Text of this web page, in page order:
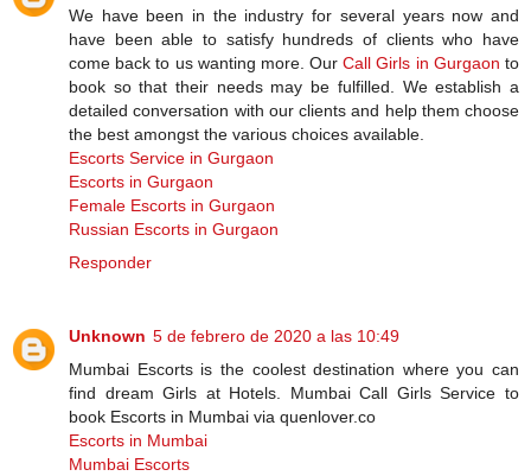
We have been in the industry for several years now and
have been able to satisfy hundreds of clients who have
come back to us wanting more. OurCall Girls in Gurgaon to
book so that their needs may be fulfilled. We establish a
detailed conversation with our clients and help them choose
the best amongst the various choices available.
Escorts Service in Gurgaon
Escorts in Gurgaon
Female Escorts in Gurgaon
Russian Escorts in Gurgaon
Responder
Unknown 5 de febrero de 2020 a las 10:49
Mumbai Escorts is the coolest destination where you can
find dream Girls at Hotels. Mumbai Call Girls Service to
book Escorts in Mumbai via quenlover.co
Escorts in Mumbai
Mumbai Escorts